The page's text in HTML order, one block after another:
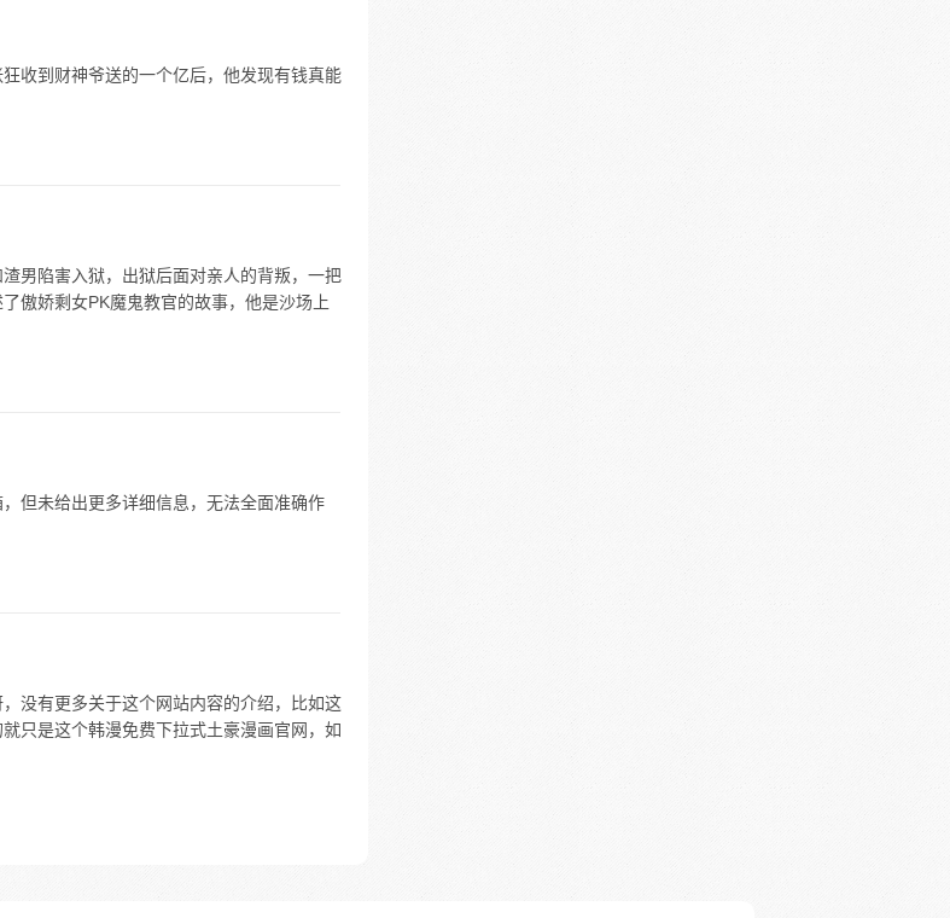
收到财神爷送的一个亿后，他发现有钱真能
男陷害入狱，出狱后面对亲人的背叛，一把
傲娇剩女PK魔鬼教官的故事，他是沙场上
但未给出更多详细信息，无法全面准确作
没有更多关于这个网站内容的介绍，比如这
只是这个韩漫免费下拉式土豪漫画官网，如